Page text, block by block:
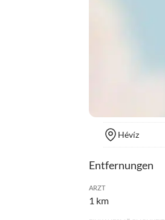
Hévíz
Entfernungen
ARZT
1 km